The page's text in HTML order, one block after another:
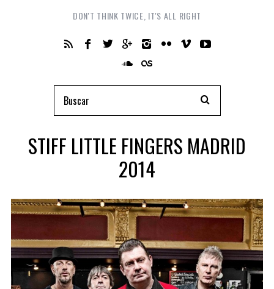
DON'T THINK TWICE, IT'S ALL RIGHT
STIFF LITTLE FINGERS MADRID
2014